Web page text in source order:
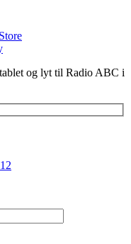
og lyt til Radio ABC i